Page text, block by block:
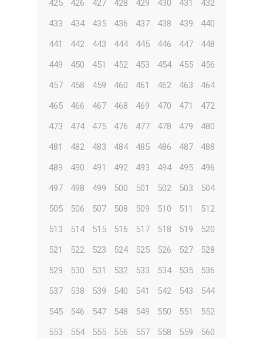
425
426 427 428 429 430 431
432
433
434 435 436 437 438 439
440
441
442 443 444 445 446 447
448
449
450 451 452 453 454 455
456
457
458 459 460 461 462 463
464
465
466 467 468 469 470 471
472
473
474 475 476 477 478 479
480
481
482 483 484 485 486 487
488
489
490 491 492 493 494 495
496
497
498 499 500 501 502 503
504
505
506 507 508 509 510 511
512
513
514 515 516 517 518 519
520
521
522 523 524 525 526 527
528
529
530 531 532 533 534 535
536
537
538 539 540 541 542 543
544
545
546 547 548 549 550 551
552
553
554 555 556 557 558 559
560